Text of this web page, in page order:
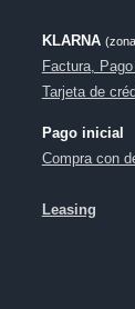
KLARNA
Factura,
Tarjeta de
Pago inicial
Compra con
Leasing